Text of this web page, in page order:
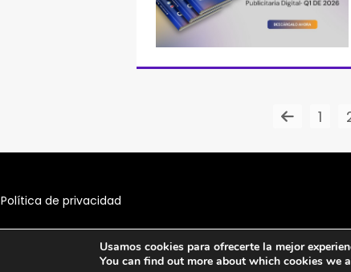
1
Política de privacidad
Usamos cookies para ofrecerte la mejor
You can find out more about which cookies we